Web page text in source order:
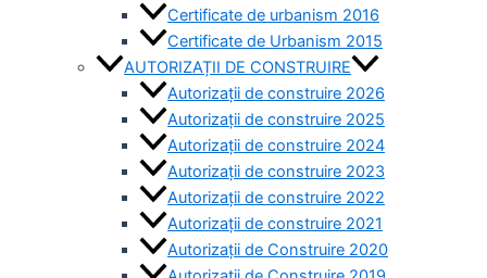
Certificate de urbanism 2016
Certificate de Urbanism 2015
AUTORIZAȚII DE CONSTRUIRE
Autorizații de construire 2026
Autorizații de construire 2025
Autorizații de construire 2024
Autorizații de construire 2023
Autorizații de construire 2022
Autorizații de construire 2021
Autorizații de Construire 2020